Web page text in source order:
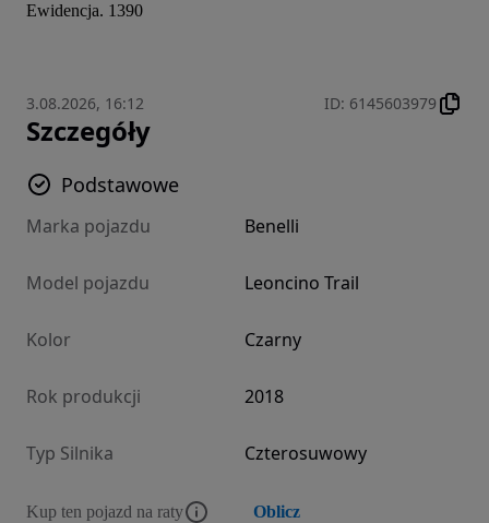
Ewidencja. 1390
3.08.2026, 16:12 ID: 6145603979
Szczegóły
Podstawowe
Marka pojazdu Benelli
Model pojazdu Leoncino Trail
Kolor Czarny
Rok produkcji 2018
Typ Silnika Czterosuwowy
Kup ten pojazd na raty Oblicz